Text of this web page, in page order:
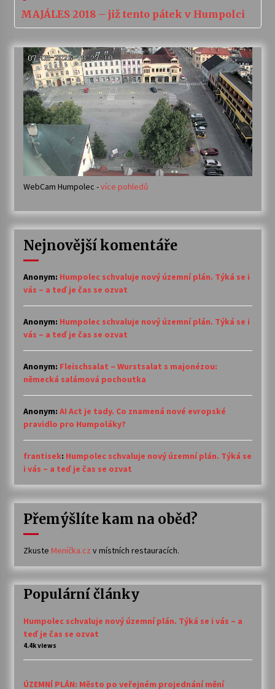
MAJÁLES 2018 – již tento pátek v Humpolci
WebCam Humpolec -více pohledů
Nejnovější komentáře
Anonym: Humpolec schvaluje nový územní plán. Týká se i
vás – a teď je čas se ozvat
Anonym: Humpolec schvaluje nový územní plán. Týká se i
vás – a teď je čas se ozvat
Anonym: Fleischsalat – Wurstsalat s majonézou:
německá salámová pochoutka
Anonym: AI Act je tady. Co znamená nové evropské
pravidlo pro Humpoláky?
frantisek: Humpolec schvaluje nový územní plán. Týká se
i vás – a teď je čas se ozvat
Přemýšlíte kam na oběd?
Zkuste Meníčka.cz v místních restauracích.
Populární články
Humpolec schvaluje nový územní plán. Týká se i vás – a
teď je čas se ozvat
4.4k views
ÚZEMNÍ PLÁN: Město po veřejném projednání mění